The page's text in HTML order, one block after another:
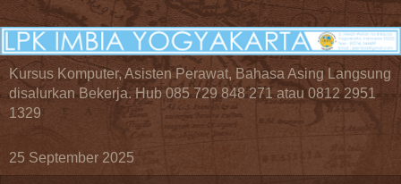
Kursus Komputer, Asisten Perawat, Bahasa Asing Langsung
disalurkan Bekerja. Hub 085 729 848 271 atau 0812 2951
1329
25 September 2025